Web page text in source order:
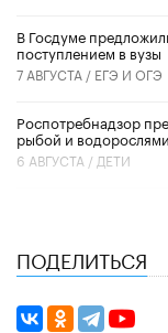
В Госдуме
поступлением в вузы
7 АВГУСТА / ЕГЭ И ОГЭ
Роспотребнадзор
рыбой и
6 АВГУСТА / ДЕТИ
ПОДЕЛИТЬСЯ